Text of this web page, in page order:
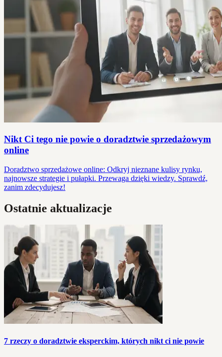
Nikt Ci tego nie powie o doradztwie sprzedażowym
online
Doradztwo sprzedażowe online: Odkryj nieznane kulisy rynku,
najnowsze strategie i pułapki. Przewaga dzięki wiedzy. Sprawdź,
zanim zdecydujesz!
Ostatnie aktualizacje
7 rzeczy o doradztwie eksperckim, których nikt ci nie powie